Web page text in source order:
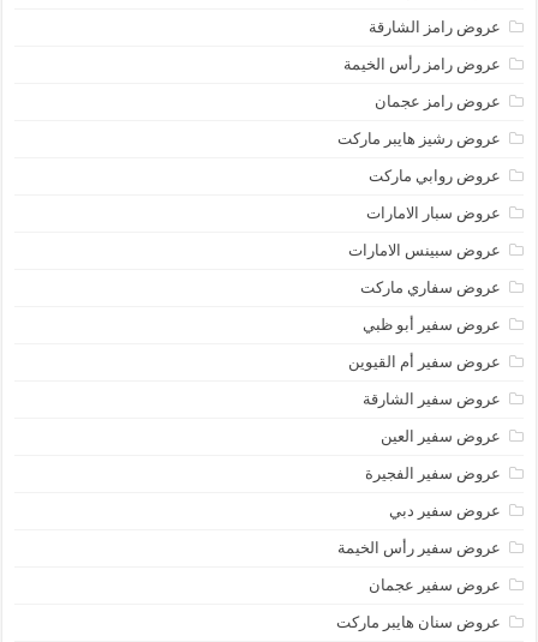
عروض رامز الشارقة
عروض رامز رأس الخيمة
عروض رامز عجمان
عروض رشيز هايبر ماركت
عروض روابي ماركت
عروض سبار الامارات
عروض سبينس الامارات
عروض سفاري ماركت
عروض سفير أبو ظبي
عروض سفير أم القيوين
عروض سفير الشارقة
عروض سفير العين
عروض سفير الفجيرة
عروض سفير دبي
عروض سفير رأس الخيمة
عروض سفير عجمان
عروض سنان هايبر ماركت